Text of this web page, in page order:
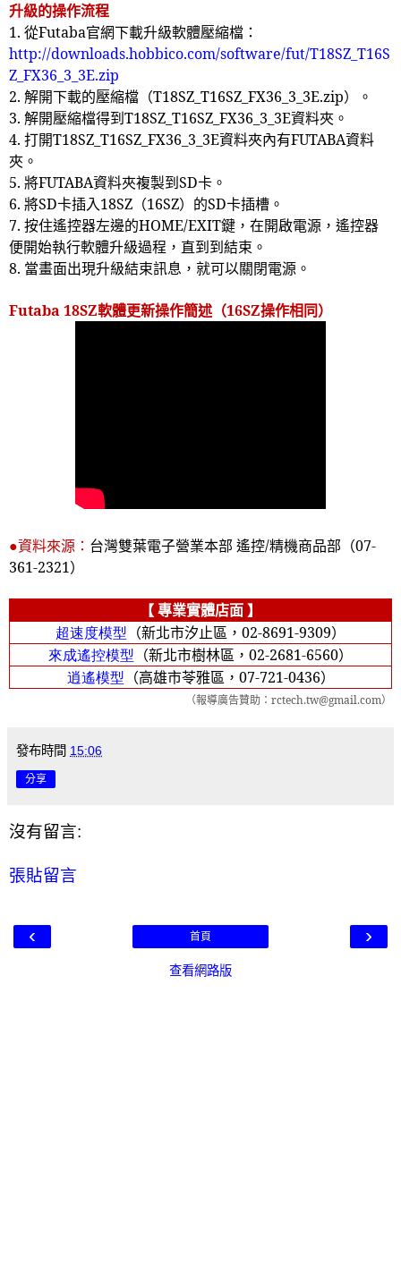
升級的操作流程
1. 從Futaba官網下載升級軟體壓縮檔：
http://downloads.hobbico.com/software/fut/T18SZ_T16S
Z_FX36_3_3E.zip
2. 解開下載的壓縮檔（T18SZ_T16SZ_FX36_3_3E.zip）。
3. 解開壓縮檔得到T18SZ_T16SZ_FX36_3_3E資料夾。
4. 打開T18SZ_T16SZ_FX36_3_3E資料夾內有FUTABA資料
夾。
5. 將FUTABA資料夾複製到SD卡。
6. 將SD卡插入18SZ （16SZ）的SD卡插槽。
7. 按住遙控器左邊的HOME/EXIT鍵，在開啟電源，遙控器
便開始執行軟體升級過程，直到到結束。
8. 當畫面出現升級結束訊息，就可以關閉電源。
Futaba 18SZ軟體更新操作簡述（16SZ操作相同）
●資料來源： 台灣雙葉電子營業本部 遙控/精機商品部（07-
361-2321）
【 專業實體店面 】
超速度模型 （新北市汐止區， 02-8691-9309）
來成遙控模型 （新北市樹林區， 02-2681-6560）
逍遙模型 （高雄市苓雅區， 07-721-0436）
（報導廣告贊助： rctech.tw@gmail.com）
發布時間 15:06
分享
沒有留言:
張貼留言
‹ ›
首頁
查看網路版